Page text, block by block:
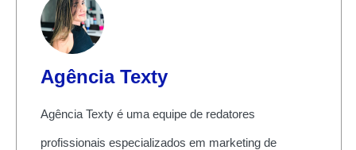
Agência Texty
Agência Texty é uma equipe de redatores
profissionais especializados em marketing de